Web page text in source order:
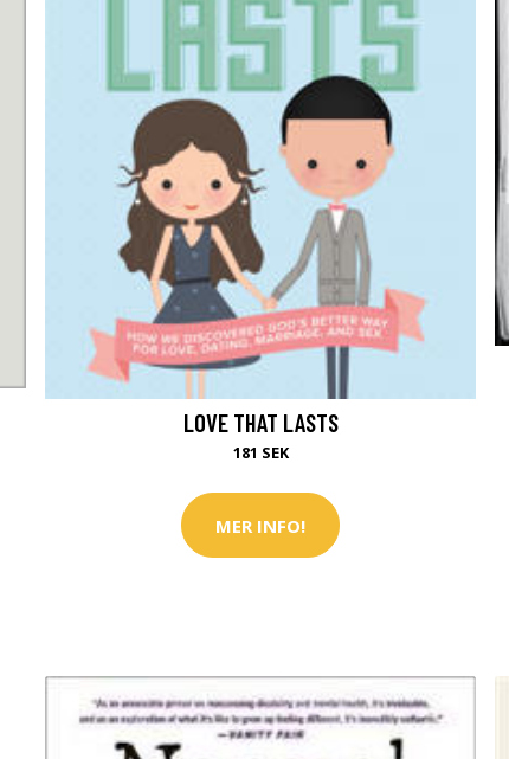
LOVE THAT LASTS
181 SEK
MER INFO!